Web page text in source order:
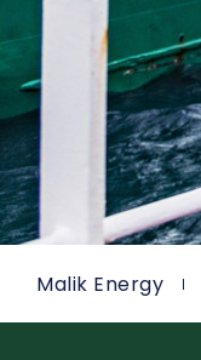
Malik Energy